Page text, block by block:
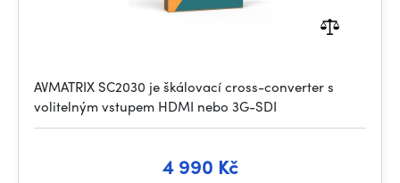
AVMATRIX SC2030 je škálovací cross-converter s
volitelným vstupem HDMI nebo 3G-SDI
4 990 Kč